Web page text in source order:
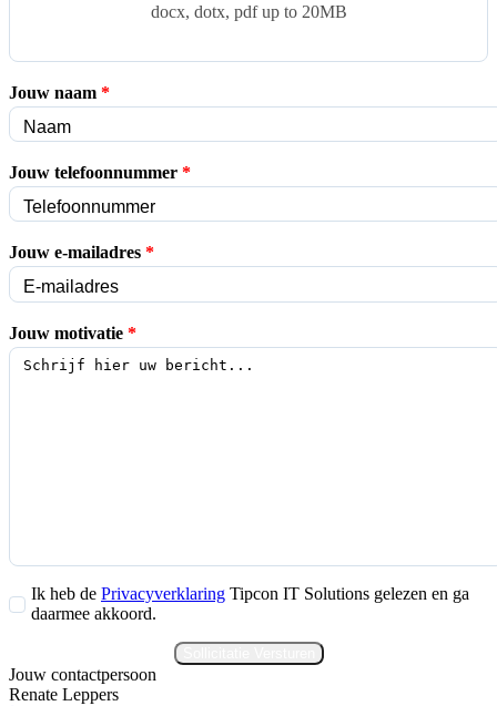
docx, dotx, pdf up to 20MB
Jouw naam *
Jouw telefoonnummer *
Jouw e-mailadres *
Jouw motivatie *
Ik heb de Privacyverklaring Tipcon IT Solutions gelezen en ga
daarmee akkoord.
Jouw contactpersoon
Renate Leppers